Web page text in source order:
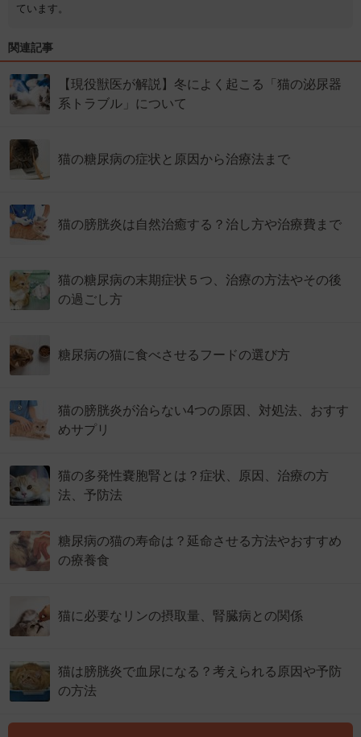
ています。
関連記事
【現役獣医が解説】冬によく起こる「猫の泌尿器
系トラブル」について
猫の糖尿病の症状と原因から治療法まで
猫の膀胱炎は自然治癒する？治し方や治療費まで
猫の糖尿病の末期症状５つ、治療の方法やその後
の過ごし方
糖尿病の猫に食べさせるフードの選び方
猫の膀胱炎が治らない4つの原因、対処法、おすす
めサプリ
猫の多発性嚢胞腎とは？症状、原因、治療の方
法、予防法
糖尿病の猫の寿命は？延命させる方法やおすすめ
の療養食
猫に必要なリンの摂取量、腎臓病との関係
猫は膀胱炎で血尿になる？考えられる原因や予防
の方法